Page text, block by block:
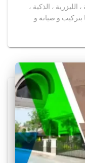
الليزرية ، الذكية ،
بتركيب و صيانة و